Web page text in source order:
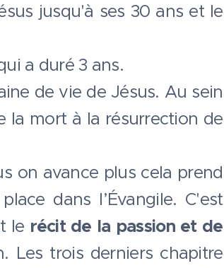
jusqu'à ses 30 ans et le
a duré 3 ans.
de vie de Jésus. Au sein
la mort à la résurrection de
on avance plus cela prend
dans l’Évangile. C'est
le récit de la passion et de
Les trois derniers chapitre